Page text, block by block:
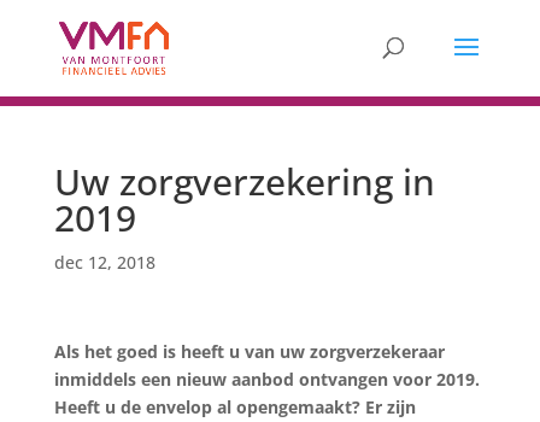
Uw zorgverzekering in
2019
dec 12, 2018
Als het goed is heeft u van uw zorgverzekeraar
inmiddels een nieuw aanbod ontvangen voor 2019.
Heeft u de envelop al opengemaakt? Er zijn